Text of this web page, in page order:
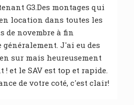
G3.Des montages qui
location dans toutes les
de novembre à fin
généralement. J'ai eu des
sur mais heureusement
! et le SAV est top et rapide.
de votre coté, c'est clair!